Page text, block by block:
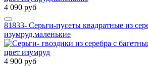
4 090 руб
81833- Серьги-пусеты квадратные из
изумруд,маленькие
4 900 руб